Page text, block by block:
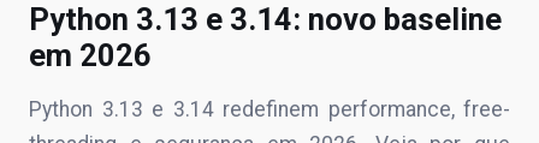
Python 3.13 e 3.14: novo baseline
em 2026
Python 3.13 e 3.14 redefinem performance, free-